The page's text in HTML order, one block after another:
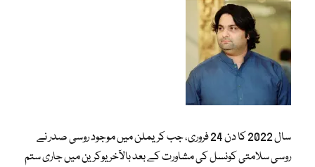
سال 2022 کا دن 24 فروری، جب کریملن میں موجود روسی صدر نے
روسی سلامتی کونسل کی مشاورت کے بعد بالآخر یوکرین میں جاری ستم